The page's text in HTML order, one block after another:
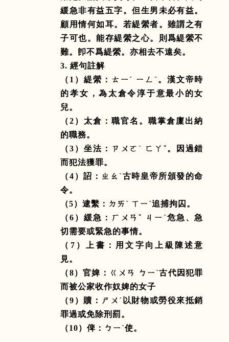
緩急非有益五字。但生男未必有益。
顧用情何如耳。若緹縈者。雖謂之有
子可也。能存緹縈之心。則爲緹縈不
難。卽不爲緹縈。亦相去不遠矣。
3.經句註解
（ 1 ）緹縈：ㄊㄧˊ ㄧㄥˊ。漢文帝時
的孝女，為太倉令淳于意最小的女
兒。
（2 ）太倉：職官名。職掌倉廩出納
的職務。
（3 ）坐法：ㄗㄨㄛˋ ㄈㄚˇ。因過錯
而犯法獲罪。
（4 ）詔：ㄓㄠˋ古時皇帝所頒發的命
令。
（5）逮繫：ㄉㄞˋ ㄒㄧˋ追捕拘囚。
（6 ）緩急：ㄏㄨㄢˇ ㄐㄧˊ危急、急
切需要或緊急的事情。
（ 7 ）上書：用文字向上級陳述意
見。
（8）官婢：ㄍㄨㄢ ㄅㄧˋ古代因犯罪
而被公家收作奴婢的女子
（9 ）贖：ㄕㄨˊ以財物或勞役來抵銷
罪過或免除刑罰。
（10）俾：ㄅㄧˋ使。